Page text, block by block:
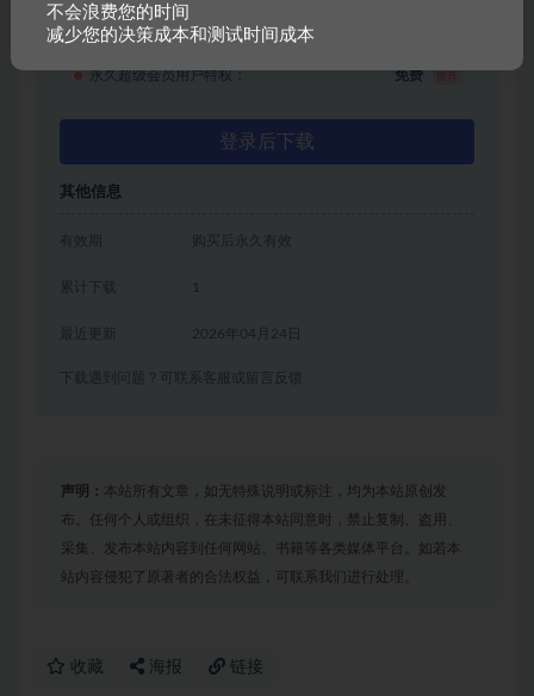
年费会员用户特权：
永久超级会员用户特权： 免费
登录后下载
其他信息
有效期 购买后永久有效
累计下载 1
2026年04月24日
下载遇到问题？可联系客服或留言反馈
声明： 本站所有文章，如无特殊说明或标注，均为本站原创发
布。任何个人或组织，在未征得本站同意时，禁止复制、盗用、
采集、发布本站内容到任何网站、书籍等各类媒体平台。如若本
站内容侵犯了原著者的合法权益，可联系我们进行处理。
收藏 海报 链接
不会浪费您的时间
减少您的决策成本和测试时间成本